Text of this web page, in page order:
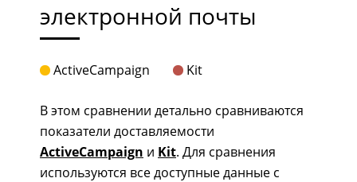
электронной почты
ActiveCampaign Kit
В этом сравнении детально сравниваются
показатели доставляемости
ActiveCampaign и Kit. Для сравнения
используются все доступные данные с